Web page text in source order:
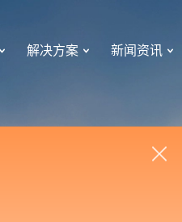
解决方案 新闻资讯